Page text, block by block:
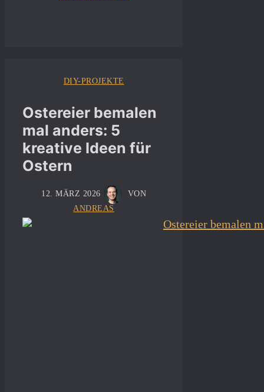
DIY-PROJEKTE
Ostereier bemalen
mal anders: 5
kreative Ideen für
Ostern
12. MÄRZ 2026
VON
ANDREAS